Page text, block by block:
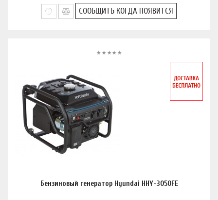
СООБЩИТЬ КОГДА ПОЯВИТСЯ
Бензиновый генератор Hyundai HHY-3050FE